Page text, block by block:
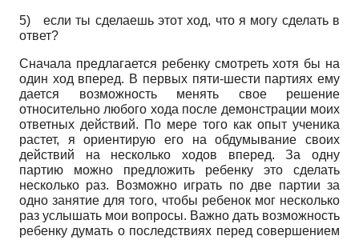
5) если ты сделаешь этот ход, что я могу сделать в
ответ?
Сначала предлагается ребенку смотреть хотя бы на
один ход вперед. В первых пяти-шести партиях ему
дается возможность менять свое решение
относительно любого хода после демонстрации моих
ответных действий. По мере того как опыт ученика
растет, я ориентирую его на обдумывание своих
действий на несколько ходов вперед. За одну
партию можно предложить ребенку это сделать
несколько раз. Возможно играть по две партии за
одно занятие для того, чтобы ребенок мог несколько
раз услышать мои вопросы. Важно дать возможность
ребенку думать о последствиях перед совершением